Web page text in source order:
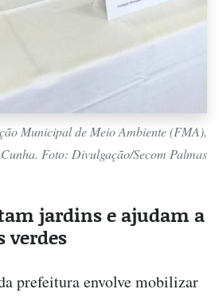
Municipal de Meio Ambiente (FMA),
Foto: Divulgação/Secom Palmas
jardins e ajudam a
verdes
prefeitura envolve mobilizar